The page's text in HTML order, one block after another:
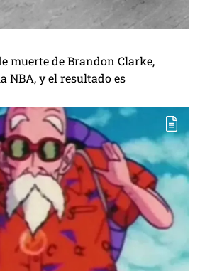
muerte de Brandon Clarke,
NBA, y el resultado es